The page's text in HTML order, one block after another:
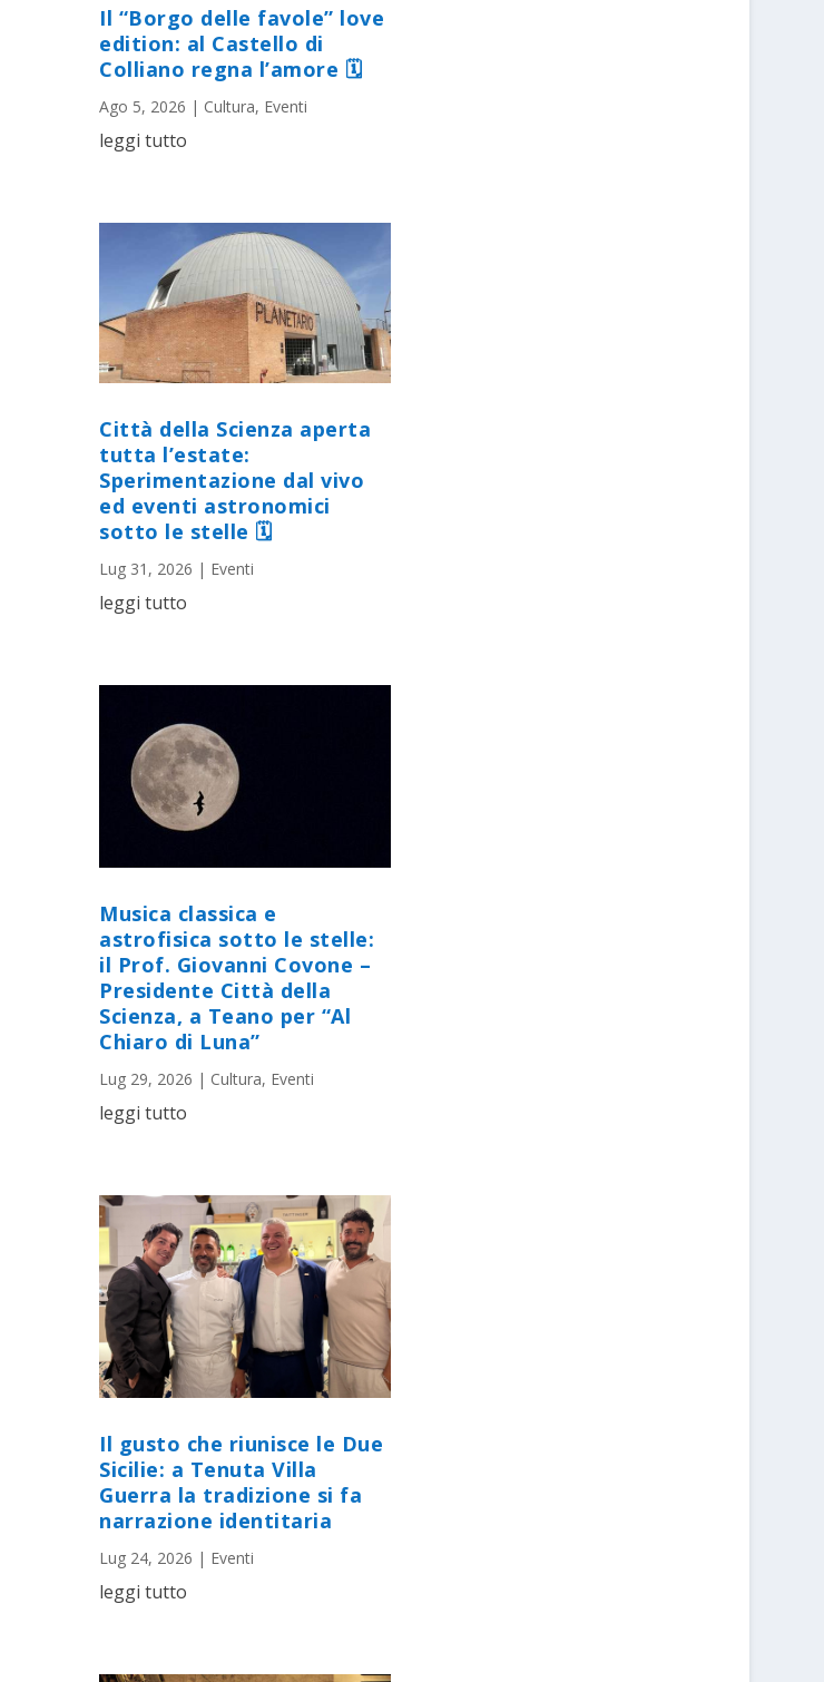
Il “Borgo delle favole” love
edition: al Castello di
Colliano regna l’amore 🗓
Ago 5, 2026 | Cultura, Eventi
leggi tutto
Città della Scienza aperta
tutta l’estate:
Sperimentazione dal vivo
ed eventi astronomici
sotto le stelle 🗓
Lug 31, 2026 | Eventi
leggi tutto
Musica classica e
astrofisica sotto le stelle:
il Prof. Giovanni Covone –
Presidente Città della
Scienza, a Teano per “Al
Chiaro di Luna”
Lug 29, 2026 | Cultura, Eventi
leggi tutto
Il gusto che riunisce le Due
Sicilie: a Tenuta Villa
Guerra la tradizione si fa
narrazione identitaria
Lug 24, 2026 | Eventi
leggi tutto